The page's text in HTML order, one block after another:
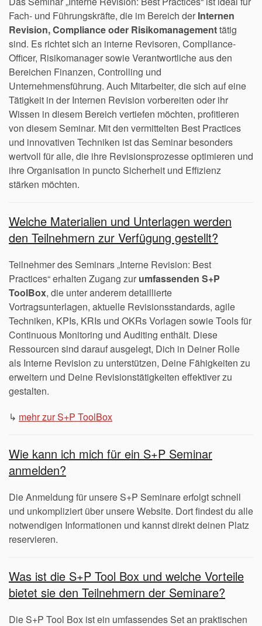
Fach- und Führungskräfte, die im Bereich der Internen
Revision, Compliance oder Risikomanagementtätig
sind. Es richtet sich an interne Revisoren, Compliance-
Officer, Risikomanager sowie Verantwortliche aus den
Bereichen Finanzen, Controlling und
Unternehmensführung. Auch Mitarbeiter, die sich auf eine
Tätigkeit in der Internen Revision vorbereiten oder ihr
Wissen in diesem Bereich vertiefen möchten, profitieren
von diesem Seminar. Mit den vermittelten Best Practices
und innovativen Techniken ist das Seminar besonders
wertvoll für alle, die ihre Revisionsprozesse optimieren und
ihre Organisation in puncto Sicherheit und Effizienz
stärken möchten.
Welche Materialien und Unterlagen werden
den Teilnehmern zur Verfügung gestellt?
Teilnehmer des Seminars „Interne Revision: Best
Practices“ erhalten Zugang zur umfassenden S+P
ToolBox, die unter anderem detaillierte
Vortragsunterlagen, aktuelle Revisionsstandards, agile
Techniken, KPIs, KRIs und OKRs Vorlagen sowie Tools für
Continuous Monitoring und Auditing enthält. Diese
Ressourcen sind darauf ausgelegt, Dich in Deiner Rolle
als Interne Revision zu unterstützen, Deine Fähigkeiten zu
erweitern und Deine Revisionstätigkeiten effektiver zu
gestalten.
↳ mehr zur S+P ToolBox
Wie kann ich mich für ein S+P Seminar
anmelden?
Die Anmeldung für unsere S+P Seminare erfolgt schnell
und unkompliziert über unsere Website. Dort findest du alle
notwendigen Informationen und kannst direkt deinen Platz
reservieren.
Was ist die S+P Tool Box und welche Vorteile
bietet sie den Teilnehmern der Seminare?
Die S+P Tool Box ist ein umfassendes Set an praktischen